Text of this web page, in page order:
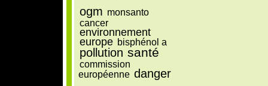
ogm monsanto
cancer
environnement
europe bisphénol a
pollution santé
commission
européenne danger